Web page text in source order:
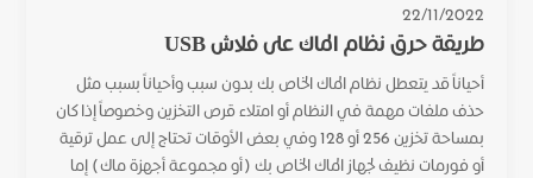
22/11/2022
طريقة حرق نظام الماك على فلاش USB
أحياناً قد يتعطل نظام الماك الخاص بك بدون سبب وأحياناً بسبب مثل
حذف ملفات مهمة في النظام أو امتلاء قرص التخزين وخصوصاً إذا كان
بمساحة تخزين 256 أو 128 وفي بعض الأوقات تحتاج إلى عمل ترقية
أو فورمات نظيف لجهاز الماك الخاص بك (أو مجموعة أجهزة ماك) إما